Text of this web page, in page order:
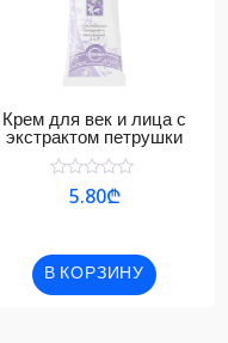
Крем для век и лица с
экстрактом петрушки
Оценка
5.80₾
В КОРЗИНУ